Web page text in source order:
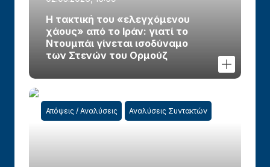
Η τακτική του «ελεγχόμενου
χάους» από το Ιράν: γιατί το
Ντουμπάι γίνεται ισοδύναμο
των Στενών του Ορμούζ
Απόψεις / Αναλύσεις Αναλύσεις Συντακτών